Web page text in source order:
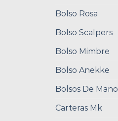
Bolso Rosa
Bolso Scalpers
Bolso Mimbre
Bolso Anekke
Bolsos De Mano
Carteras Mk